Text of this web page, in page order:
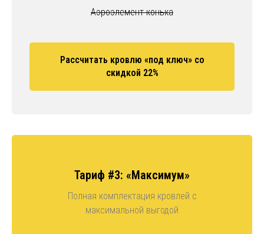
Аэроэлемент конька
Рассчитать кровлю «под ключ» со
скидкой 22%
Тариф #3: «Максимум»
Полная комплектация кровлей с
максимальной выгодой